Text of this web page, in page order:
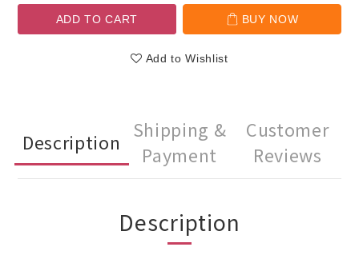
ADD TO CART BUY NOW
Add to Wishlist
Description
Shipping &
Payment
Customer
Reviews
Description